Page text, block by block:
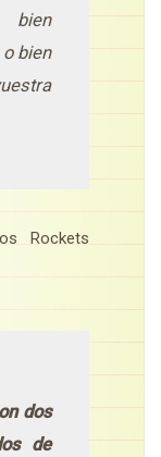
bien
bien
Rockets
dos
de